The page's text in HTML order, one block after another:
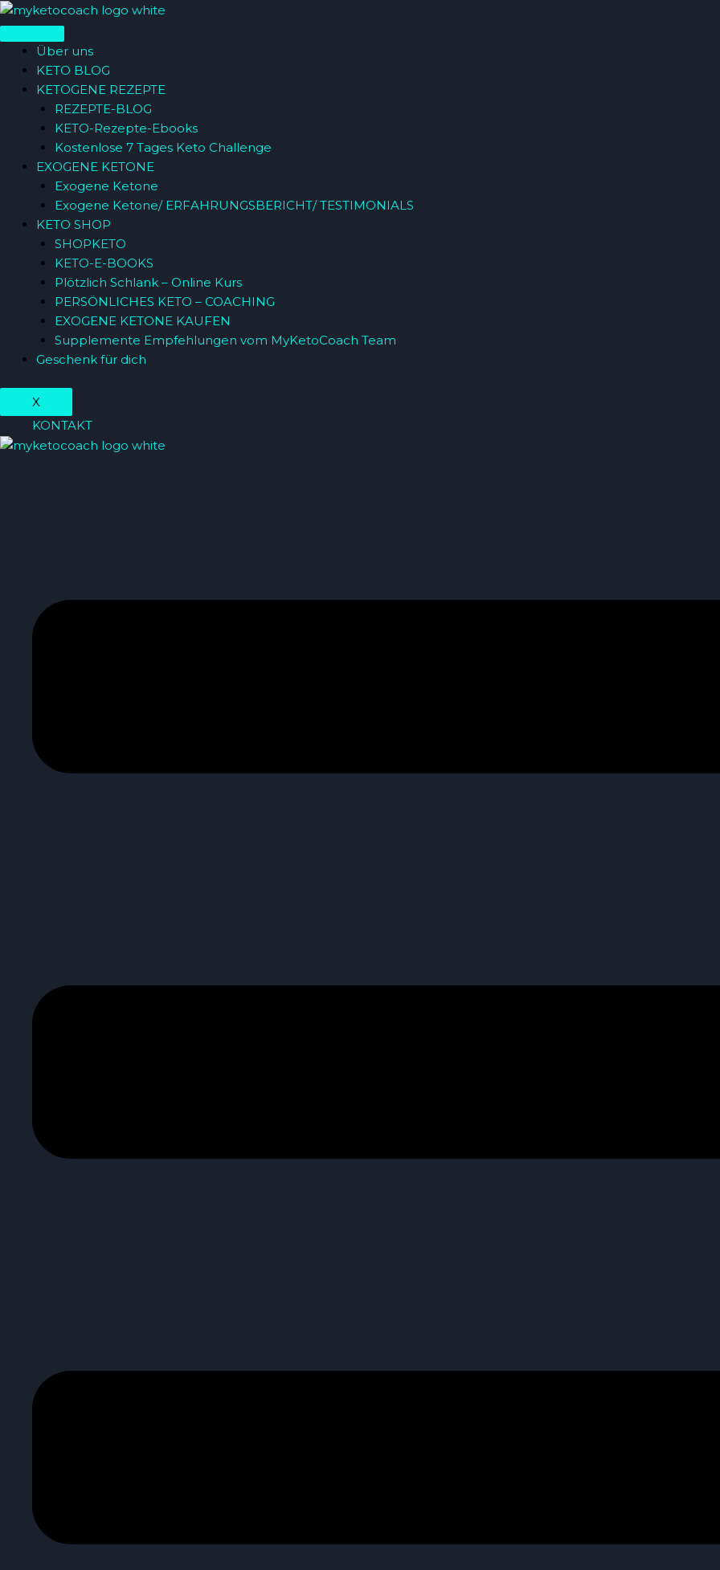
Zum
Inhalt
springenÜber uns
KETO BLOG
KETOGENE REZEPTE
REZEPTE-BLOG
KETO-Rezepte-Ebooks
Kostenlose 7 Tages Keto Challenge
EXOGENE KETONE
Exogene Ketone
Exogene Ketone/ ERFAHRUNGSBERICHT/ TESTIMONIALS
KETO SHOP
SHOPKETO
KETO-E-BOOKS
Plötzlich Schlank – Online Kurs
PERSÖNLICHES KETO – COACHING
EXOGENE KETONE KAUFEN
Supplemente Empfehlungen vom MyKetoCoach Team
Geschenk für dich
X
KONTAKT
Menü